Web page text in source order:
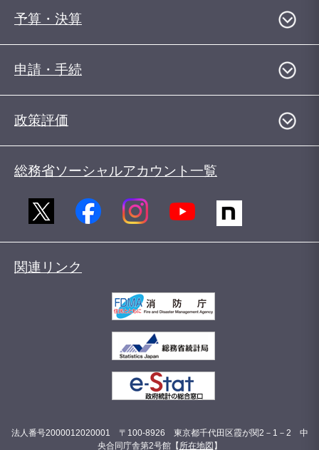
予算・決算
申請・手続
政策評価
総務省ソーシャルアカウント一覧
関連リンク
法人番号2000012020001 〒100-8926 東京都千代田区霞が関2－1－2 中
央合同庁舎第2号館【 所在地図 】